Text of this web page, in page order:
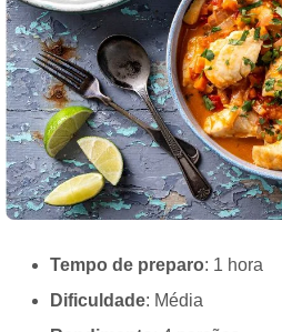
Tempo de preparo: 1 hora
Dificuldade: Média